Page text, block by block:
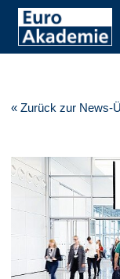
« Zurück zur News-